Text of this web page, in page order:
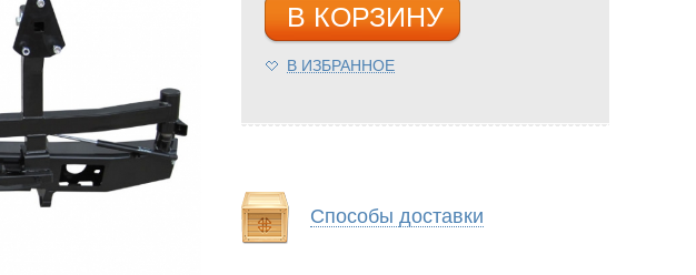
В КОРЗИНУ
В ИЗБРАННОЕ
Способы доставки